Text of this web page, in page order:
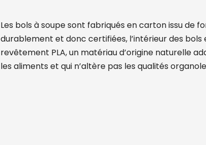
Les bols à soupe sont fabriqués en carton issu de
durablement et donc certifiées, l’intérieur des bols
revêtement PLA, un matériau d’origine naturelle
les aliments et qui n’altère pas les qualités